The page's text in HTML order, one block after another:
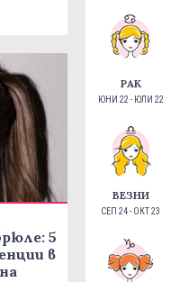
5
в
РАК
ЮНИ 22 - ЮЛИ 22
ВЕЗНИ
СЕП 24 - ОКТ 23